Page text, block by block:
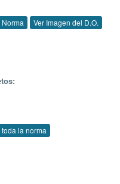
Ver Imagen del D.O.
la norma